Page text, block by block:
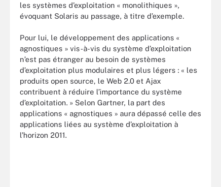
les systèmes d’exploitation « monolithiques »,
évoquant Solaris au passage, à titre d’exemple.
Pour lui, le développement des applications «
agnostiques » vis-à-vis du système d’exploitation
n’est pas étranger au besoin de systèmes
d’exploitation plus modulaires et plus légers : « les
produits open source, le Web 2.0 et Ajax
contribuent à réduire l’importance du système
d’exploitation. » Selon Gartner, la part des
applications « agnostiques » aura dépassé celle des
applications liées au système d’exploitation à
l’horizon 2011.